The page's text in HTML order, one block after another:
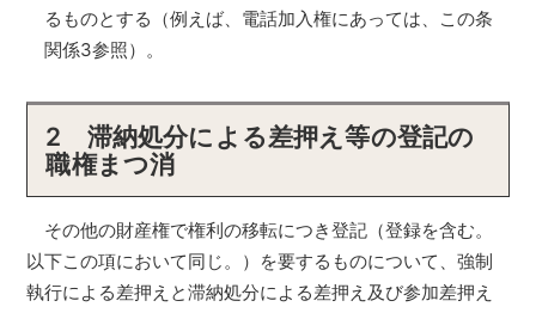
るものとする（例えば、電話加入権にあっては、この条
関係3参照）。
2 滞納処分による差押え等の登記の
職権まつ消
その他の財産権で権利の移転につき登記（登録を含む。
以下この項において同じ。）を要するものについて、強制
執行による差押えと滞納処分による差押え及び参加差押え